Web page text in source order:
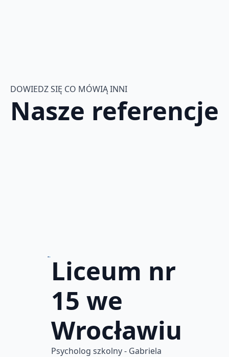
DOWIEDZ SIĘ CO MÓWIĄ INNI
Nasze referencje
Liceum nr
15 we
Wrocławiu
Psycholog szkolny - Gabriela